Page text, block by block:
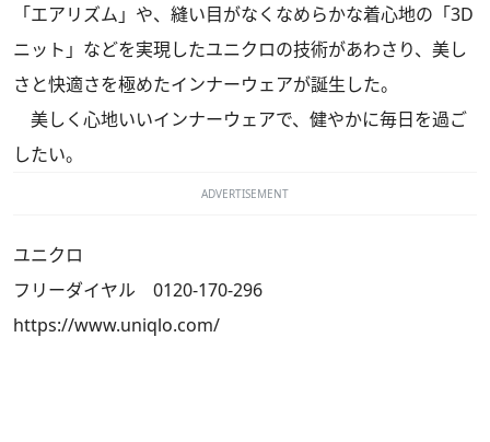
「エアリズム」や、縫い目がなくなめらかな着心地の「3D
ニット」などを実現したユニクロの技術があわさり、美し
さと快適さを極めたインナーウェアが誕生した。
美しく心地いいインナーウェアで、健やかに毎日を過ご
したい。
ADVERTISEMENT
ユニクロ
フリーダイヤル 0120-170-296
https://www.uniqlo.com/